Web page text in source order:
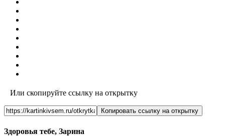
Или скопируйте ссылку на открытку
Копировать ссылку на открытку
Здоровья тебе, Зарина